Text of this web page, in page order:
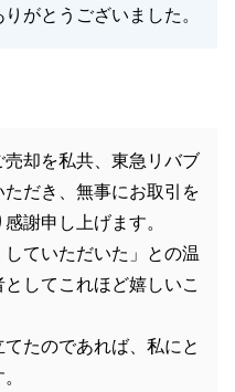
がとうございました。
却を私共、東急リバブ
だき、無事にお取引を
謝申し上げます。
ていただいた」との温
してこれほど嬉しいこ
たのであれば、私にと